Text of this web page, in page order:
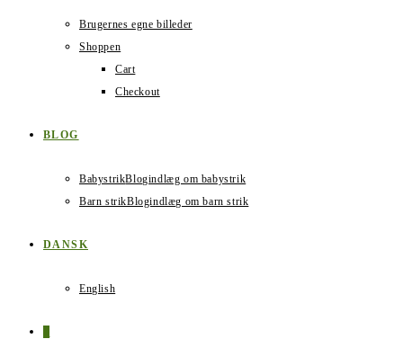
Brugernes egne billeder
Shoppen
Cart
Checkout
BLOG
BabystrikBlogindlæg om babystrik
Barn strikBlogindlæg om barn strik
DANSK
English